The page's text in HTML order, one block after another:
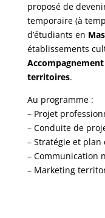
proposé de
temporaire (à
d’étudiants en
établissements
territoires.
Au programme :
– Projet
– Conduite de
– Stratégie et
– Communication
– Marketing